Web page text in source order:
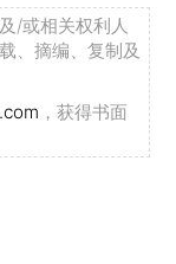
春节后权益市
下跌6.86%，沪
上涨0.75%，中
荡，2月上
/或相关权利人
、摘编、复制及
，获得书面